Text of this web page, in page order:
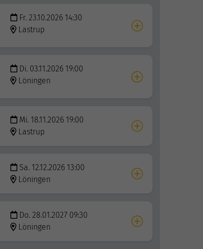
Fr. 23.10.2026 14:30
Lastrup
Di. 03.11.2026 19:00
Löningen
Mi. 18.11.2026 19:00
Lastrup
Sa. 12.12.2026 13:00
Löningen
Do. 28.01.2027 09:30
Löningen